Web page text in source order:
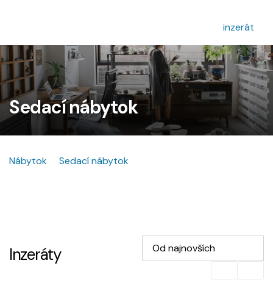
inzerát
Sedací nábytok
Nábytok Sedací nábytok
Inzeráty Od najnovších